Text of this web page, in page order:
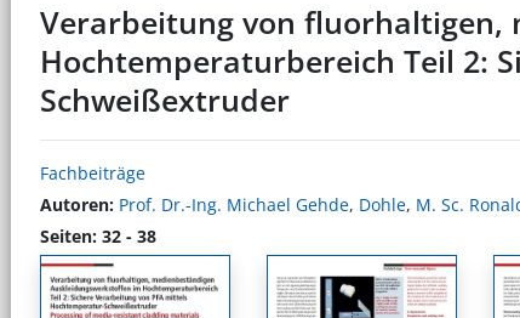
Verarbeitung von fluorhaltigen,
Hochtemperaturbereich Teil 2:
Schweißextruder
Fachbeiträge
Autoren: Prof. Dr.-Ing. Michael Gehde, Dohle, M. Sc.
Seiten: 32 - 38